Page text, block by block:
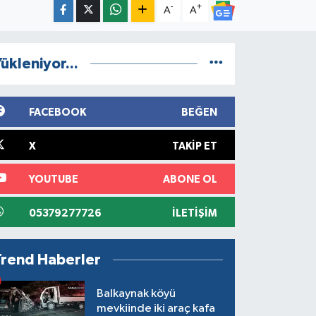
A- A+
FACEBOOK BEĞEN
X TAKIP ET
YOUTUBE ABONE OL
05379277726 İLETIŞIM
Haberler
Balkaynak köyü
mevkiinde iki araç kafa